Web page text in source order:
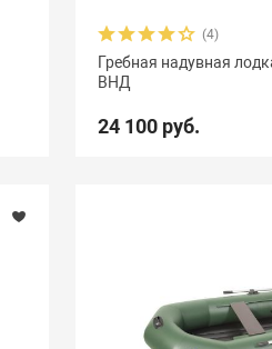
(4)
Гребная надувная
ВНД
24 100 руб.